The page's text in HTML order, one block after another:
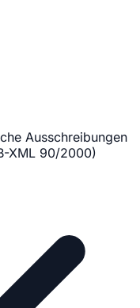
Ausschreibungen
XML 90/2000)